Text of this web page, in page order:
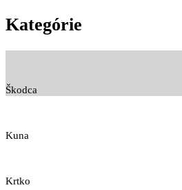
Kategórie
Škodca
Kuna
Krtko